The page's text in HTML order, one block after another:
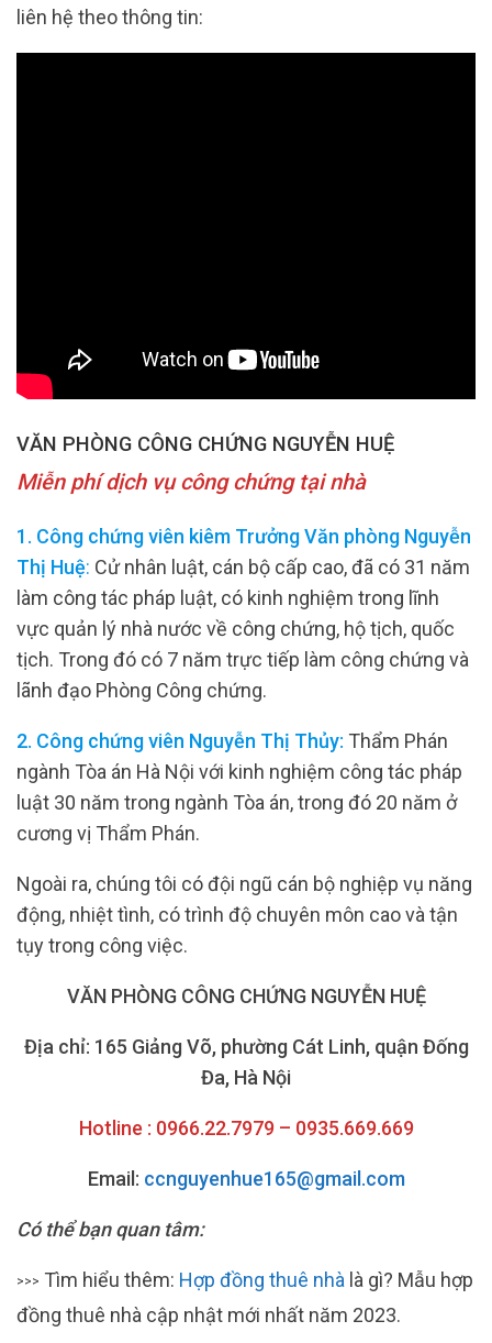
liên hệ theo thông tin:
VĂN PHÒNG CÔNG CHỨNG NGUYỄN HUỆ
Miễn phí dịch vụ công chứng tại nhà
1. Công chứng viên kiêm Trưởng Văn phòng Nguyễn
Thị Huệ: Cử nhân luật, cán bộ cấp cao, đã có 31 năm
làm công tác pháp luật, có kinh nghiệm trong lĩnh
vực quản lý nhà nước về công chứng, hộ tịch, quốc
tịch. Trong đó có 7 năm trực tiếp làm công chứng và
lãnh đạo Phòng Công chứng.
2. Công chứng viên Nguyễn Thị Thủy: Thẩm Phán
ngành Tòa án Hà Nội với kinh nghiệm công tác pháp
luật 30 năm trong ngành Tòa án, trong đó 20 năm ở
cương vị Thẩm Phán.
Ngoài ra, chúng tôi có đội ngũ cán bộ nghiệp vụ năng
động, nhiệt tình, có trình độ chuyên môn cao và tận
tụy trong công việc.
VĂN PHÒNG CÔNG CHỨNG NGUYỄN HUỆ
Địa chỉ: 165 Giảng Võ, phường Cát Linh, quận Đống
Đa, Hà Nội
Hotline : 0966.22.7979 – 0935.669.669
Email: ccnguyenhue165@gmail.com
Có thể bạn quan tâm:
>>> Tìm hiểu thêm: Hợp đồng thuê nhà là gì? Mẫu hợp
đồng thuê nhà cập nhật mới nhất năm 2023.